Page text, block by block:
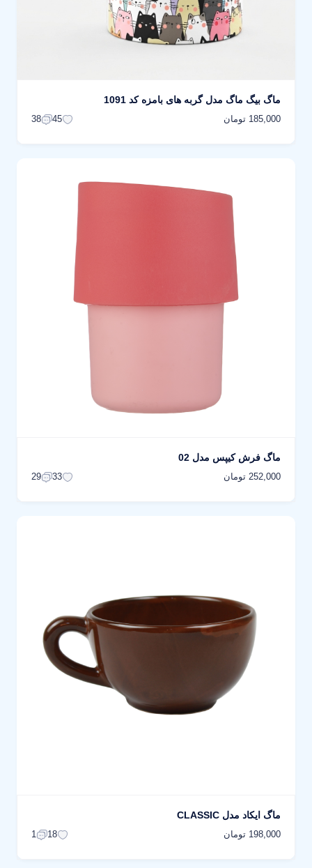
ماگ بیگ ماگ مدل گربه های بامزه کد 1091
185,000 تومان 45
38
ماگ فرش کیپس مدل 02
252,000 تومان 33
29
ماگ ایکاد مدل CLASSIC
198,000 تومان 18
1